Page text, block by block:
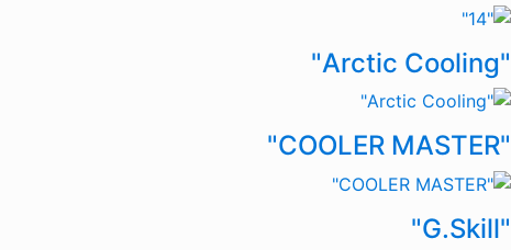
"Arctic Cooling"
"COOLER MASTER"
"G.Skill"